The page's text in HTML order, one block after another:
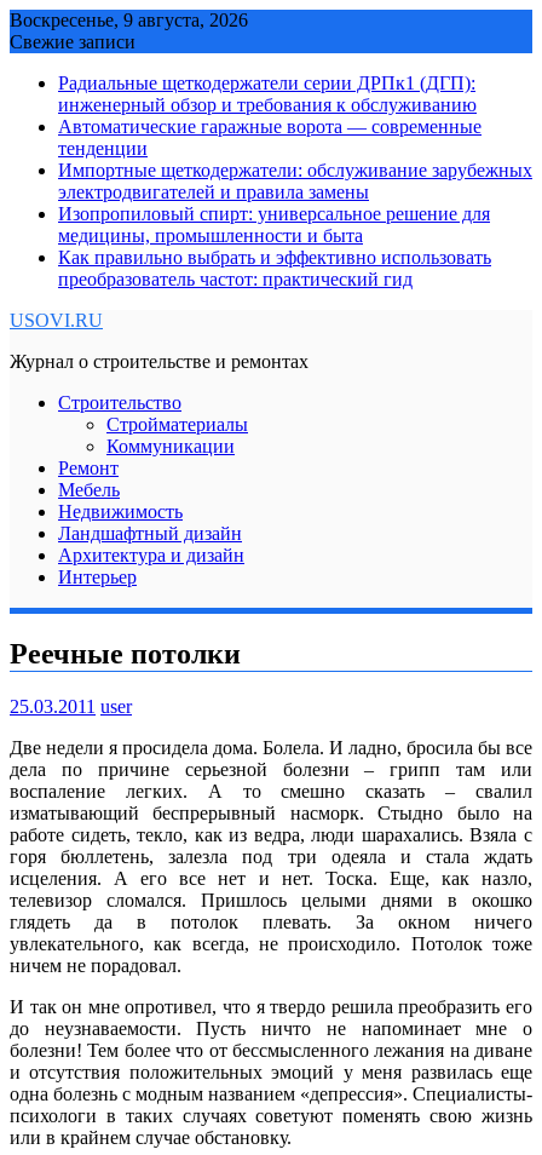
Skip
to
Воскресенье, 9 августа, 2026
Свежие записи
Радиальные щеткодержатели серии ДРПк1 (ДГП):
инженерный обзор и требования к обслуживанию
Автоматические гаражные ворота — современные
тенденции
Импортные щеткодержатели: обслуживание зарубежных
электродвигателей и правила замены
Изопропиловый спирт: универсальное решение для
медицины, промышленности и быта
Как правильно выбрать и эффективно использовать
преобразователь частот: практический гид
USOVI.RU
Журнал о строительстве и ремонтах
Строительство
Стройматериалы
Коммуникации
Ремонт
Мебель
Недвижимость
Ландшафтный дизайн
Архитектура и дизайн
Интерьер
Реечные потолки
25.03.2011 user
Две недели я просидела дома. Болела. И ладно, бросила бы все
дела по причине серьезной болезни – грипп там или
воспаление легких. А то смешно сказать – свалил
изматывающий беспрерывный насморк. Стыдно было на
работе сидеть, текло, как из ведра, люди шарахались. Взяла с
горя бюллетень, залезла под три одеяла и стала ждать
исцеления. А его все нет и нет. Тоска. Еще, как назло,
телевизор сломался. Пришлось целыми днями в окошко
глядеть да в потолок плевать. За окном ничего
увлекательного, как всегда, не происходило. Потолок тоже
ничем не порадовал.
И так он мне опротивел, что я твердо решила преобразить его
до неузнаваемости. Пусть ничто не напоминает мне о
болезни! Тем более что от бессмысленного лежания на диване
и отсутствия положительных эмоций у меня развилась еще
одна болезнь с модным названием «депрессия». Специалисты-
психологи в таких случаях советуют поменять свою жизнь
или в крайнем случае обстановку.